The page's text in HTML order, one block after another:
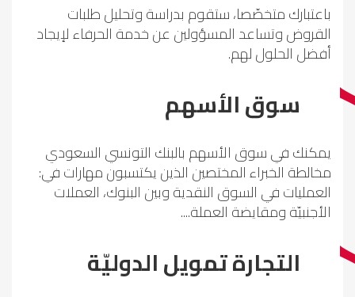
باعتبارك متخصّصا، ستقوم بدراسة وتحليل طلبات
القروض وتساعد المسؤولين عن خدمة الحرفاء لإيجاد
أفضل الحلول لهم.
سوق الأسهم
يمكنك في سوق الأسهم بالبنك التونسي السعودي
مخالطة الخبراء المختصين الذين يكتسبون مهارات في:
العمليات في السوق النقدية وبين البنوك، العملات
الأجنبيّة ومقايضة العملة....
التجارة تمويل الدوليّة